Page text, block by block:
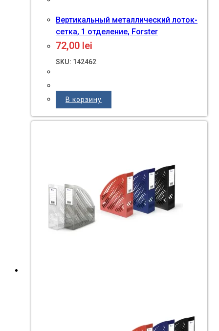
Вертикальный металлический лоток-
сетка, 1 отделение, Forster
72,00 lei
SKU: 142462
В корзину